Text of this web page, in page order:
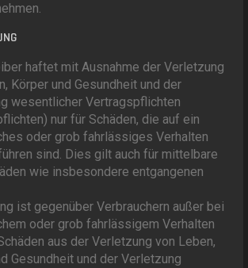
haftet mit Ausnahme der Verletzung
Körper und Gesundheit und der
wesentlicher Vertragspflichten
nur für Schäden, die auf ein
oder grob fahrlässiges Verhalten
sind. Dies gilt auch für mittelbare
wie insbesondere entgangenen
ist gegenüber Verbrauchern außer bei
oder grob fahrlässigem Verhalten
aus der Verletzung von Leben,
Gesundheit und der Verletzung